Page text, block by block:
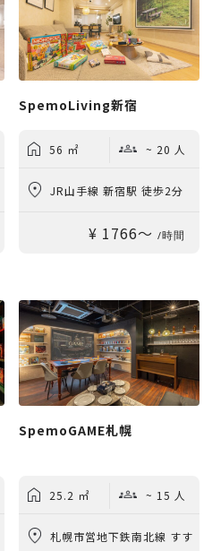
SpemoLiving新宿
56 ㎡ ~ 20 人
JR山手線 新宿駅 徒歩2分
¥ 1766〜 /時間
SpemoGAME札幌
25.2 ㎡ ~ 15 人
札幌市営地下鉄南北線 すす